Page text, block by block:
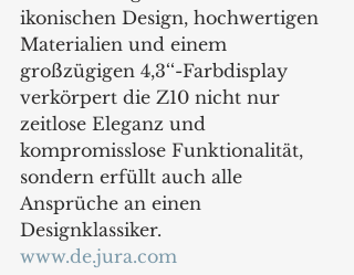
ikonischen Design, hochwertigen
Materialien und einem
großzügigen 4,3‘‘-Farbdisplay
verkörpert die Z10 nicht nur
zeitlose Eleganz und
kompromisslose Funktionalität,
sondern erfüllt auch alle
Ansprüche an einen
Designklassiker.
www.de.jura.com